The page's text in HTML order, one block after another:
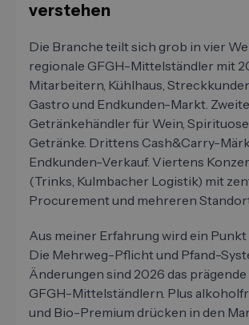
verstehen
Die Branche teilt sich grob in vier
regionale GFGH-Mittelständler mit
Mitarbeitern, Kühlhaus,
Gastro und Endkunden-Markt.
Getränkehändler für Wein,
Getränke. Drittens Cash&Carry-
Endkunden-Verkauf. Viertens
(Trinks, Kulmbacher Logistik) mit
Procurement und mehreren
Aus meiner Erfahrung wird ein
Die Mehrweg-Pflicht und Pfand-
Änderungen sind 2026 das
GFGH-Mittelständlern. Plus
und Bio-Premium drücken in den